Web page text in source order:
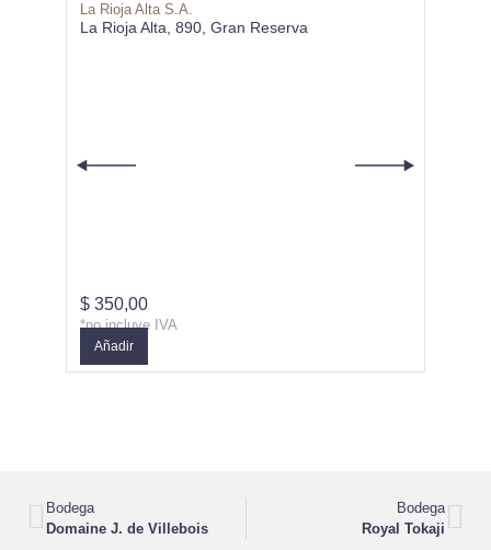
La Rioja Alta S.A.
La Rioja Alta, 890, Gran Reserva
$ 350,00
*no incluye IVA
Añadir
Bodega
Domaine J. de Villebois
Bodega
Royal Tokaji